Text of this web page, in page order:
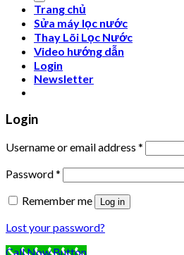
Trang chủ
Sửa máy lọc nước
Thay Lõi Lọc Nước
Video hướng dẫn
Login
Newsletter
Login
Username or email address *
Password*
Remember me
Log in
Lost your password?
Call Now Button